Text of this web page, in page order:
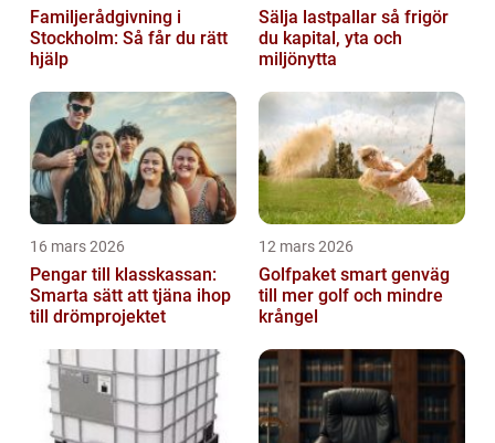
Familjerådgivning i
Stockholm: Så får du rätt
hjälp
Sälja lastpallar så frigör
du kapital, yta och
miljönytta
16 mars 2026
Pengar till klasskassan:
Smarta sätt att tjäna ihop
till drömprojektet
12 mars 2026
Golfpaket smart genväg
till mer golf och mindre
krångel